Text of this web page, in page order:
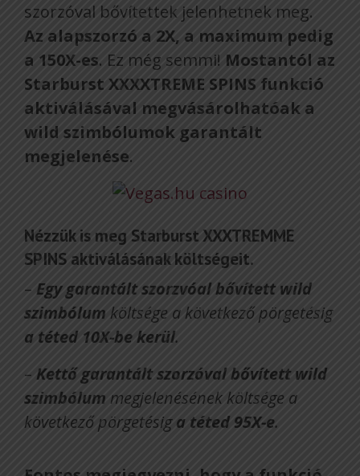
szorzóval bővítettek jelenhetnek meg.
Az alapszorzó a 2X, a maximum pedig
a 150X-es. Ez még semmi! Mostantól az
Starburst XXXXTREME SPINS funkció
aktiválásával megvásárolhatóak a
wild szimbólumok garantált
megjelenése.
Nézzük is meg Starburst XXXTREMME
SPINS aktiválásának költségeit.
– Egy garantált szorzvóal bővített wild
szimbólum költsége a következő pörgetésig
a téted 10X-be kerül.
– Kettő garantált szorzóval bővített wild
szimbólum megjelenésének költsége a
következő pörgetésiga téted 95X-e.